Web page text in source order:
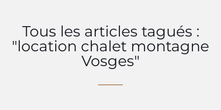
Tous les articles tagués :
"location chalet montagne
Vosges"